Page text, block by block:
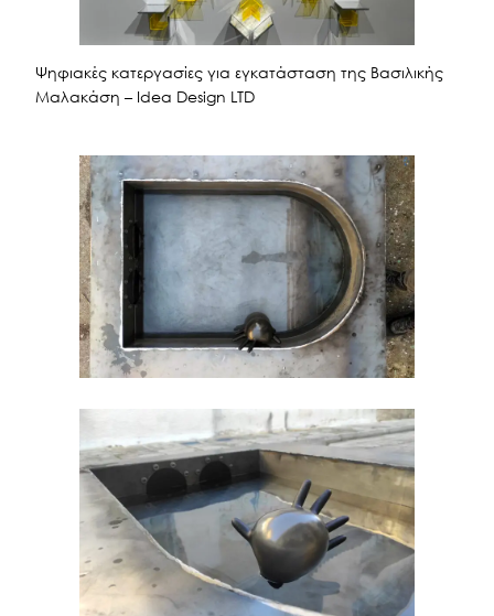
Ψηφιακές κατεργασίες για εγκατάσταση της Βασιλικής
Μαλακάση – Idea Design LTD